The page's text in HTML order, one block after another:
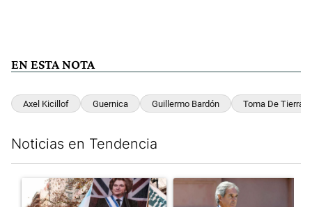
EN ESTA NOTA
Axel Kicillof Guernica Guillermo Bardón Toma De Tierras
Noticias en Tendencia
Un artículo de tendencia con el título "El Gobierno perdió la
Un artículo de tendencia con